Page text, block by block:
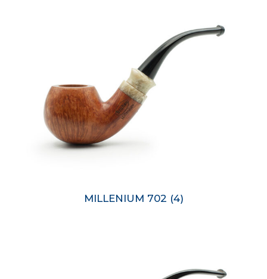
MILLENIUM 702 (4)